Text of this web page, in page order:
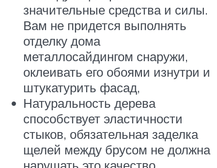
значительные средства и силы.
Вам не придется выполнять
отделку дома
металлосайдингом снаружи,
оклеивать его обоями изнутри и
штукатурить фасад,
Натуральность дерева
способствует эластичности
стыков, обязательная заделка
щелей между брусом не должна